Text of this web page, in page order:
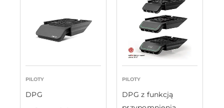
PILOTY
DPG
PILOTY
DPG z funkcją